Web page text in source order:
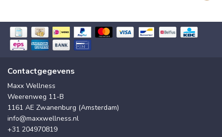
Contactgegevens
Maxx Wellness
Weerenweg 11-B
1161 AE Zwanenburg (Amsterdam)
info@maxxwellness.nl
+31 204970819